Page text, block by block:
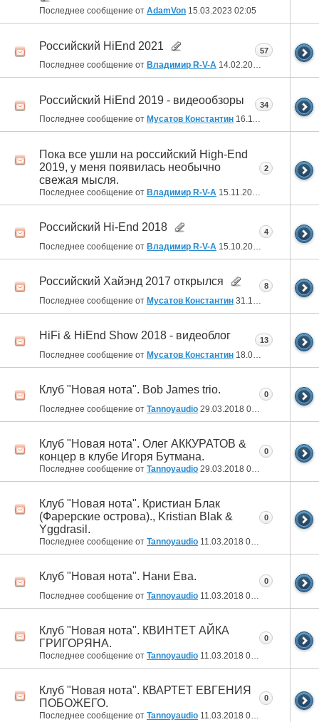
Последнее сообщение от AdamVon 15.03.2023 02:05
Российский HiEnd 2021
Последнее сообщение от Владимир R-V-A 14.02.2022
57
Российский HiEnd 2019 - видеообзоры
Последнее сообщение от Мусатов Константин 16.11.2020 18:34
34
Пока все ушли на российский High-End
2019, у меня появилась необычно
свежая мысля.
Последнее сообщение от Владимир R-V-A 15.11.2019
2
Российский Hi-End 2018
Последнее сообщение от Владимир R-V-A 15.10.2019
4
Российский Хайэнд 2017 открылся
Последнее сообщение от Мусатов Константин 31.10.2018 13:13
8
HiFi & HiEnd Show 2018 - видеоблог
Последнее сообщение от Мусатов Константин 18.04.2018 09:39
13
Клуб "Новая нота". Bob James trio.
Последнее сообщение от Tannoyaudio 29.03.2018 07:53
0
Клуб "Новая нота". Олег АККУРАТОВ &
концер в клубе Игоря Бутмана.
Последнее сообщение от Tannoyaudio 29.03.2018 07:47
0
Клуб "Новая нота". Кристиан Блак
(Фарерские острова)., Kristian Blak &
Yggdrasil.
Последнее сообщение от Tannoyaudio 11.03.2018 01:14
0
Клуб "Новая нота". Нани Ева.
Последнее сообщение от Tannoyaudio 11.03.2018 01:06
0
Клуб "Новая нота". КВИНТЕТ АЙКА
ГРИГОРЯНА.
Последнее сообщение от Tannoyaudio 11.03.2018 00:57
0
Клуб "Новая нота". КВАРТЕТ ЕВГЕНИЯ
ПОБОЖЕГО.
Последнее сообщение от Tannoyaudio 11.03.2018 00:52
0